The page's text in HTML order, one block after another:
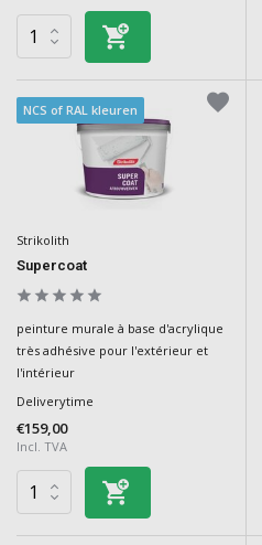
NCS of RAL kleuren
Strikolith
Supercoat
peinture murale à base d'acrylique
très adhésive pour l'extérieur et
l'intérieur
Deliverytime
€159,00
Incl. TVA